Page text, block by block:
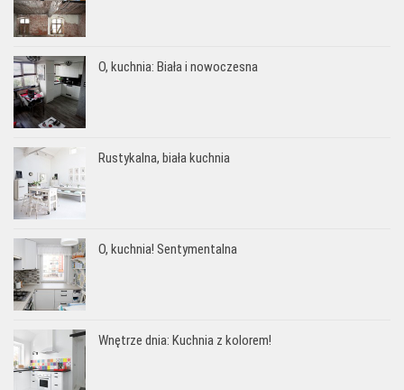
O, kuchnia: Biała i nowoczesna
Rustykalna, biała kuchnia
O, kuchnia! Sentymentalna
Wnętrze dnia: Kuchnia z kolorem!